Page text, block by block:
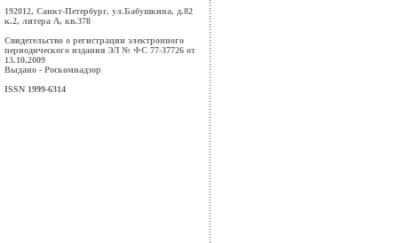
192012, Санкт-Петербург, ул.Бабушкина, д.82
к.2, литера А, кв.378
Свидетельство о регистрации электронного
периодического издания ЭЛ № ФС 77-37726 от
13.10.2009
Выдано - Роскомнадзор
ISSN 1999-6314